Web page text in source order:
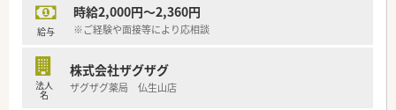
■地域密着型の薬局で勤務を希望している方
等々…
給与
時給2,000円～2,360円
※ご経験や面接等により応相談
法人
名
株式会社ザグザグ
ザグザグ薬局 仏生山店